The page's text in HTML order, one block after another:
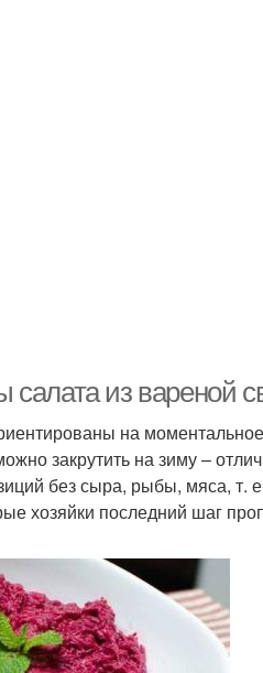
из вареной
на
закрутить на зиму –
без сыра, рыбы, мяса, т.
хозяйки последний шаг